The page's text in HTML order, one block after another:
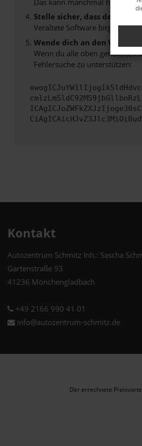
Stelle sicher, dass dein
Veraltete Software birgt nicht
Wende dich an den
Wenn du alle oben genannten
Fehlersuche zu unterstützen:
Kontakt
Autozentrum Schmitz Inh.: Sascha
Gartenstraße 93
41236 Mönchengladbach
+49 2166 990 41 01
info@autozentrum-schmitz.de
Der errechnete